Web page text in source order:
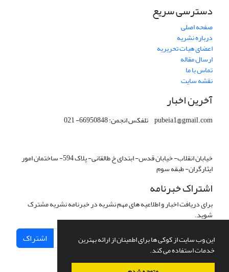
این وب سایت از کوکی ها برای اطمینان از ارائه بهترین
خدمات استفاده می کند.
دسترسی سریع
صفحه اصلی
درباره نشریه
اعضای هیات تحریریه
ارسال مقاله
تماس با ما
نقشه سایت
آخرین اخبار
pubeia1@gmail.com تلفکس انجمن: 66950848- 021
خیابان انقلاب- خیابان قدس- ابتدای خ طالقانی- پلاک 594- ساختمان امور
ایثارگران- طبقه سوم
اشتراک خبرنامه
برای دریافت اخبار و اطلاعیه های مهم نشریه در خبرنامه نشریه مشترک
شوید.
اشتراک